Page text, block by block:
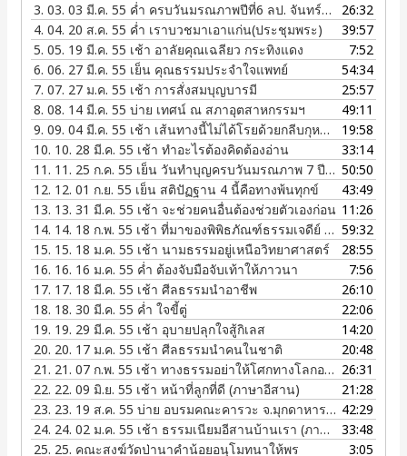
3.03. 03 มี.ค. 55 ค่ำ ครบวันมรณภาพปีที่6 ลป. จันทร์โสม กิตติกาโร ณ วัดป่านาสีดา อ.บ้านผือ จ.อุดรธานี
26:32
4.04. 20 ส.ค. 55 ค่ำ เราบวชมาเอาแก่น(ประชุมพระ)
39:57
5.05. 19 มี.ค. 55 เช้า อาลัยคุณเฉลียว กระทิงแดง
7:52
6.06. 27 มี.ค. 55 เย็น คุณธรรมประจำใจแพทย์
54:34
7.07. 27 ม.ค. 55 เช้า การสั่งสมบุญบารมี
25:57
8.08. 14 มี.ค. 55 บ่าย เทศน์ ณ สภาอุตสาหกรรมฯ
49:11
9.09. 04 มี.ค. 55 เช้า เส้นทางนี้ไม่ได้โรยด้วยกลีบกุหลาบ
19:58
10. 10. 28 มี.ค. 55 เช้า ทำอะไรต้องคิดต้องอ่าน
33:14
11. 11. 25 ก.ค. 55 เย็น วันทำบุญครบวันมรณภาพ 7 ปี ลป.ถิร ฐิตธมฺโม ณ วัดป่าบ้านจิก จ.อุดรธานี
50:50
12. 12. 01 ก.ย. 55 เย็น สติปัฏฐาน 4 นี้คือทางพ้นทุกข์
43:49
13. 13. 31 มี.ค. 55 เช้า จะช่วยคนอื่นต้องช่วยตัวเองก่อน 11:26
14. 14. 18 ก.พ. 55 เช้า ที่มาของพิพิธภัณฑ์ธรรมเจดีย์ ณ วัดป่าบ้านตาด
59:32
15. 15. 18 ม.ค. 55 เช้า นามธรรมอยู่เหนือวิทยาศาสตร์
28:55
16. 16. 16 ม.ค. 55 ค่ำ ต้องจับมือจับเท้าให้ภาวนา
7:56
17. 17. 18 มี.ค. 55 เช้า ศีลธรรมนำอาชีพ
26:10
18. 18. 30 มี.ค. 55 ค่ำ ใจขี้ตู่
22:06
19. 19. 29 มี.ค. 55 เช้า อุบายปลุกใจสู้กิเลส
14:20
20. 20. 17 ม.ค. 55 เช้า ศีลธรรมนำคนในชาติ
20:48
21. 21. 07 ก.พ. 55 เช้า ทางธรรมอย่าให้โศกทางโลกอย่าให้เสีย (ภาษาอีสาน)
26:31
22. 22. 09 มิ.ย. 55 เช้า หน้าที่ลูกที่ดี (ภาษาอีสาน)
21:28
23. 23. 19 ส.ค. 55 บ่าย อบรมคณะคารวะ จ.มุกดาหาร (ภาษาอีสาน)
42:29
24. 24. 02 ม.ค. 55 เช้า ธรรมเนียมอีสานบ้านเรา (ภาษาอีสาน)
33:48
25. 25. คณะสงฆ์วัดป่านาคำน้อยอนุโมทนาให้พร 3:05